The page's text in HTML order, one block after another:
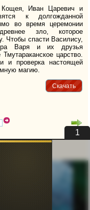
Кощея, Иван Царевич и
к долгожданной
во время церемонии
зло, которое
Чтобы спасти Василису,
Варя и их друзья
царство.
и проверка настоящей
магию.
Скачать